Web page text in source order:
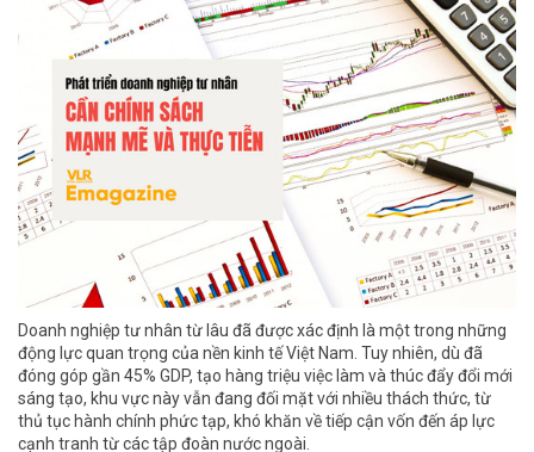
Doanh nghiệp tư nhân từ lâu đã được xác định là một trong những
động lực quan trọng của nền kinh tế Việt Nam. Tuy nhiên, dù đã
đóng góp gần 45% GDP, tạo hàng triệu việc làm và thúc đẩy đổi mới
sáng tạo, khu vực này vẫn đang đối mặt với nhiều thách thức, từ
thủ tục hành chính phức tạp, khó khăn về tiếp cận vốn đến áp lực
cạnh tranh từ các tập đoàn nước ngoài.